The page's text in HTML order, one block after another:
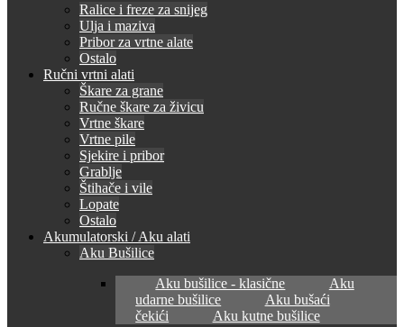
Ralice i freze za snijeg
Ulja i maziva
Pribor za vrtne alate
Ostalo
Ručni vrtni alati
Škare za grane
Ručne škare za živicu
Vrtne škare
Vrtne pile
Sjekire i pribor
Grablje
Štihače i vile
Lopate
Ostalo
Akumulatorski / Aku alati
Aku Bušilice
Aku bušilice - klasične
Aku
udarne bušilice
Aku bušaći
čekići
Aku kutne bušilice